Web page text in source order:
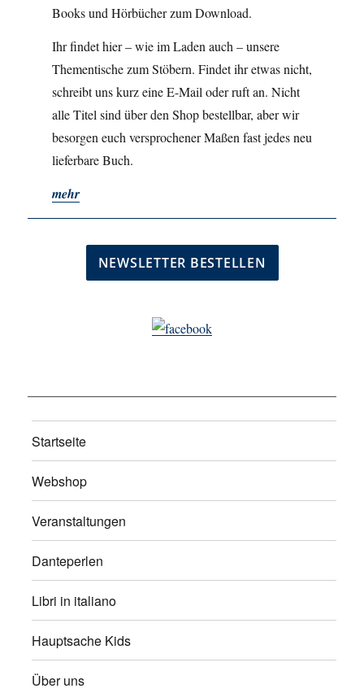
Books und Hörbücher zum Download.
Ihr findet hier – wie im Laden auch – unsere
Thementische zum Stöbern. Findet ihr etwas nicht,
schreibt uns kurz eine E-Mail oder ruft an. Nicht
alle Titel sind über den Shop bestellbar, aber wir
besorgen euch versprochener Maßen fast jedes neu
lieferbare Buch.
mehr
Startseite
Webshop
Veranstaltungen
Danteperlen
Libri in italiano
Hauptsache Kids
Über uns